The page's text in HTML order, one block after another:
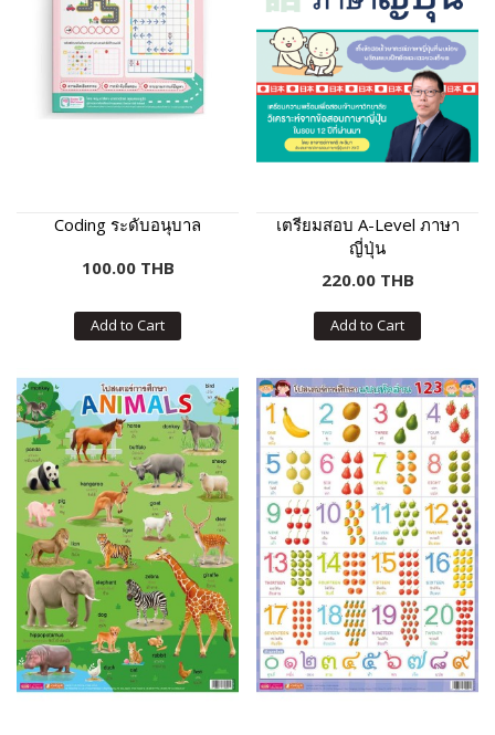
Coding ระดับอนุบาล
100.00 THB
Add to Cart
เตรียมสอบ A-Level ภาษา
ญี่ปุ่น
220.00 THB
Add to Cart